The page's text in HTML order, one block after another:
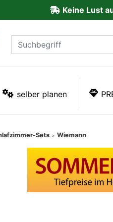
Keine Lust
selber planen
Sets > Wiemann